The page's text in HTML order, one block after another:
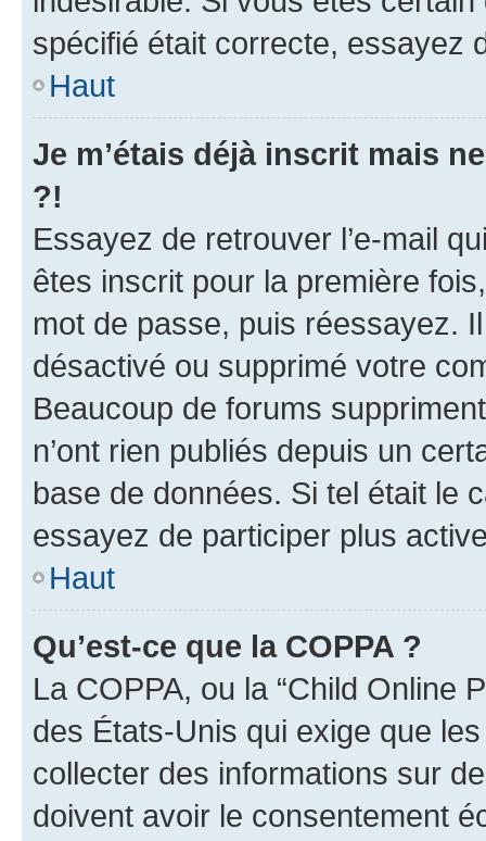
spécifié était correcte, essayez
Haut
Je m’étais déjà inscrit mais
?!
Essayez de retrouver l’e-mail
êtes inscrit pour la première
mot de passe, puis réessayez.
désactivé ou supprimé votre
Beaucoup de forums
n’ont rien publiés depuis un
base de données. Si tel était le
essayez de participer plus
Haut
Qu’est-ce que la COPPA ?
La COPPA, ou la “Child Online
des États-Unis qui exige que
collecter des informations sur
doivent avoir le consentement